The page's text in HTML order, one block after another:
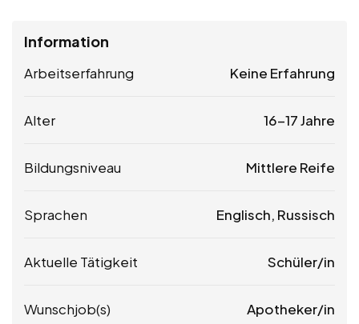
Information
Arbeitserfahrung Keine Erfahrung
Alter 16-17 Jahre
Bildungsniveau Mittlere Reife
Sprachen Englisch, Russisch
Aktuelle Tätigkeit Schüler/in
Wunschjob(s) Apotheker/in